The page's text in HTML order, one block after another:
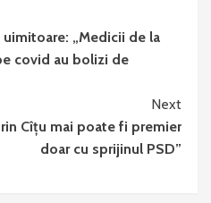
uimitoare: „Medicii de la
covid au bolizi de
Next
Cîţu mai poate fi premier
doar cu sprijinul PSD”